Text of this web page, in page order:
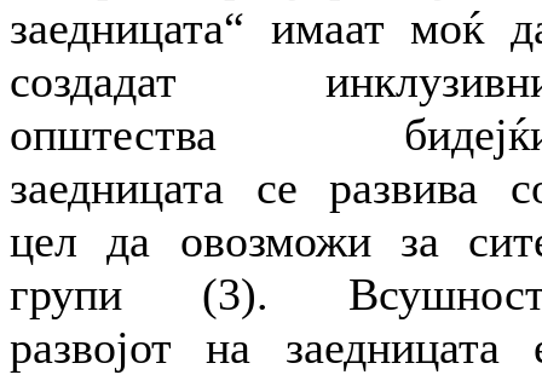
заедницата“ имаат моќ
создадат
општества
заедницата се развива
цел да овозможи за
групи (3).
развојот на заедницата